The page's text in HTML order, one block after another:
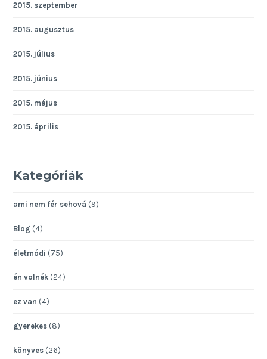
2015. szeptember
2015. augusztus
2015. július
2015. június
2015. május
2015. április
Kategóriák
ami nem fér sehová (9)
Blog (4)
életmódi (75)
én volnék (24)
ez van (4)
gyerekes (8)
könyves (26)